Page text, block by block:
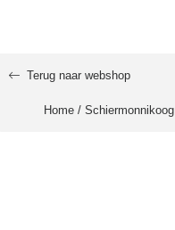
Terug naar webshop
Home / Schiermonnikoog